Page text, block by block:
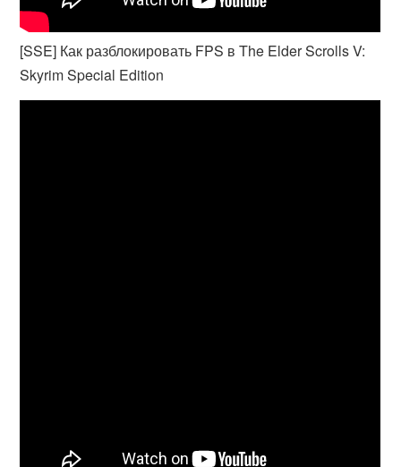
[SSE] Как разблокировать FPS в The Elder Scrolls V:
Skyrim Special Edition